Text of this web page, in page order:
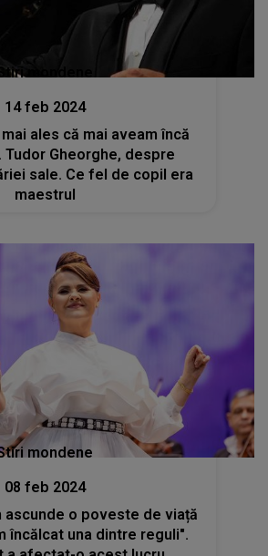
mondene
14 feb 2024
ales că mai aveam încă
Tudor Gheorghe, despre
sale. Ce fel de copil era
maestrul
mondene
08 feb 2024
ascunde o poveste de viață
încălcat una dintre reguli".